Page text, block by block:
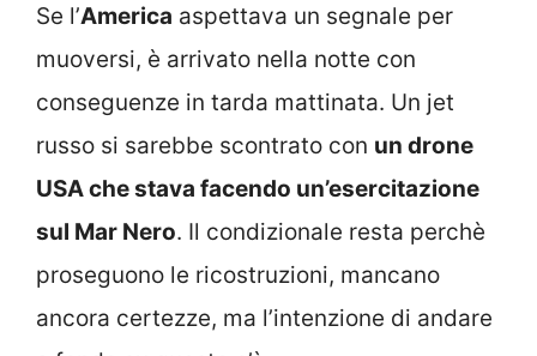
Se l’America aspettava un segnale per
muoversi, è arrivato nella notte con
conseguenze in tarda mattinata. Un jet
russo si sarebbe scontrato con un drone
USA che stava facendo un’esercitazione
sul Mar Nero. Il condizionale resta perchè
proseguono le ricostruzioni, mancano
ancora certezze, ma l’intenzione di andare